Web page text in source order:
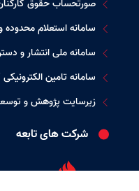
صورتحساب حقوق
سامانه استعلام
سامانه ملی انتشار و
سامانه تامین
زیرسایت پژوهش و
شرکت های تابعه